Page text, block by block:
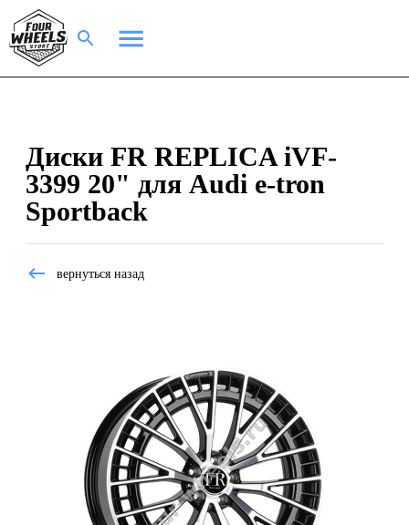
Диски FR REPLICA iVF-
3399 20" для Audi e-tron
Sportback
вернуться назад